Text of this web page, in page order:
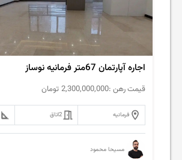
اجاره آپارتمان 67متر فرمانیه نوساز
قیمت رهن :2,300,000,000 تومان
فرمانیه 2اتاق
مسیحا محمود